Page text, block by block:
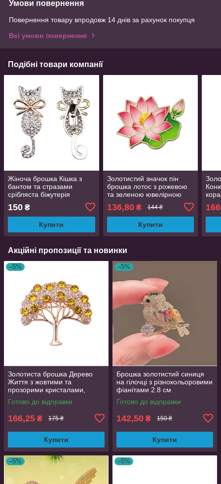
Умови повернення
Повернення товару впродовж 14 днів за рахунок покупця
Всі умови повернення
Подібні товари компанії
Жіноча брошка Кішка з
бантом та стразами
срібляста біжутерія
150 ₴
Купити
Золотистий значок пін
брошка лотос з рожевою
та зеленою ювелірною
136,80₴ 144 ₴
Купити
Акційні пропозиції та новинки
–5%
Золотиста брошка Дерево
Життя з жовтими та
прозорими кристалами,
розмір 3.6х3.9 см
Готово до відправки
166,25 ₴ 175 ₴
Купити
–5%
Брошка золотистий синиця
на гілочці з різнокольоровими
фіанітами 2.8 см
Готово до відправки
142,50 ₴ 150 ₴
Купити
–5% –5%